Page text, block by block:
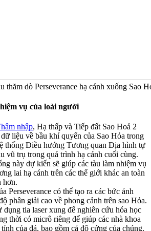
thăm dò Perseverance hạ cánh xuống Sao
vụ của loài người
nhập, Hạ thấp và Tiếp đất Sao Hoả 2
liệu về bầu khí quyển của Sao Hỏa trong
thống Điều hướng Tương quan Địa hình tự
vũ trụ trong quá trình hạ cánh cuối cùng.
này dự kiến ​​sẽ giúp các tàu làm nhiệm vụ
lai hạ cánh trên các thế giới khác an toàn
hơn.
Perseverance có thể tạo ra các bức ảnh
phân giải cao về phong cảnh trên sao Hỏa.
dụng tia laser xung để nghiên cứu hóa học
thời có micrô riêng để giúp các nhà khoa
của đá, bao gồm cả độ cứng của chúng.